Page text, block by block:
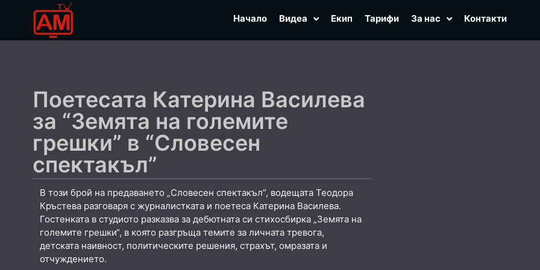
Начало Видеа Екип Тарифи За нас Контакти
Поетесата Катерина Василева
за “Земята на големите
грешки” в “Словесен
спектакъл”
В този брой на предаването „Словесен спектакъл”, водещата Теодора
Кръстева разговаря с журналистката и поетеса Катерина Василева.
Гостенката в студиото разказва за дебютната си стихосбирка „Земята на
големите грешки“, в която разгръща темите за личната тревога,
детската наивност, политическите решения, страхът, омразата и
отчуждението.